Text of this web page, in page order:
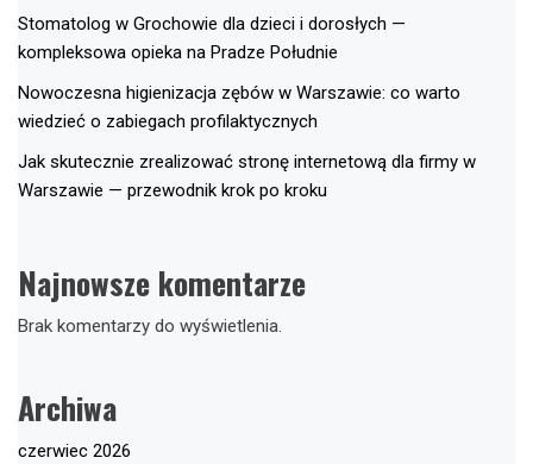
Stomatolog w Grochowie dla dzieci i dorosłych —
kompleksowa opieka na Pradze Południe
Nowoczesna higienizacja zębów w Warszawie: co warto
wiedzieć o zabiegach profilaktycznych
Jak skutecznie zrealizować stronę internetową dla firmy w
Warszawie — przewodnik krok po kroku
Najnowsze komentarze
Brak komentarzy do wyświetlenia.
Archiwa
czerwiec 2026